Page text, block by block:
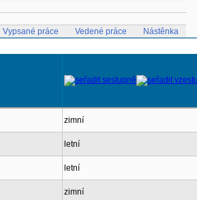
Vypsané práce Vedené práce Nástěnka
zimní
letní
letní
zimní